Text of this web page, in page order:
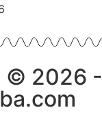
© 2026 -